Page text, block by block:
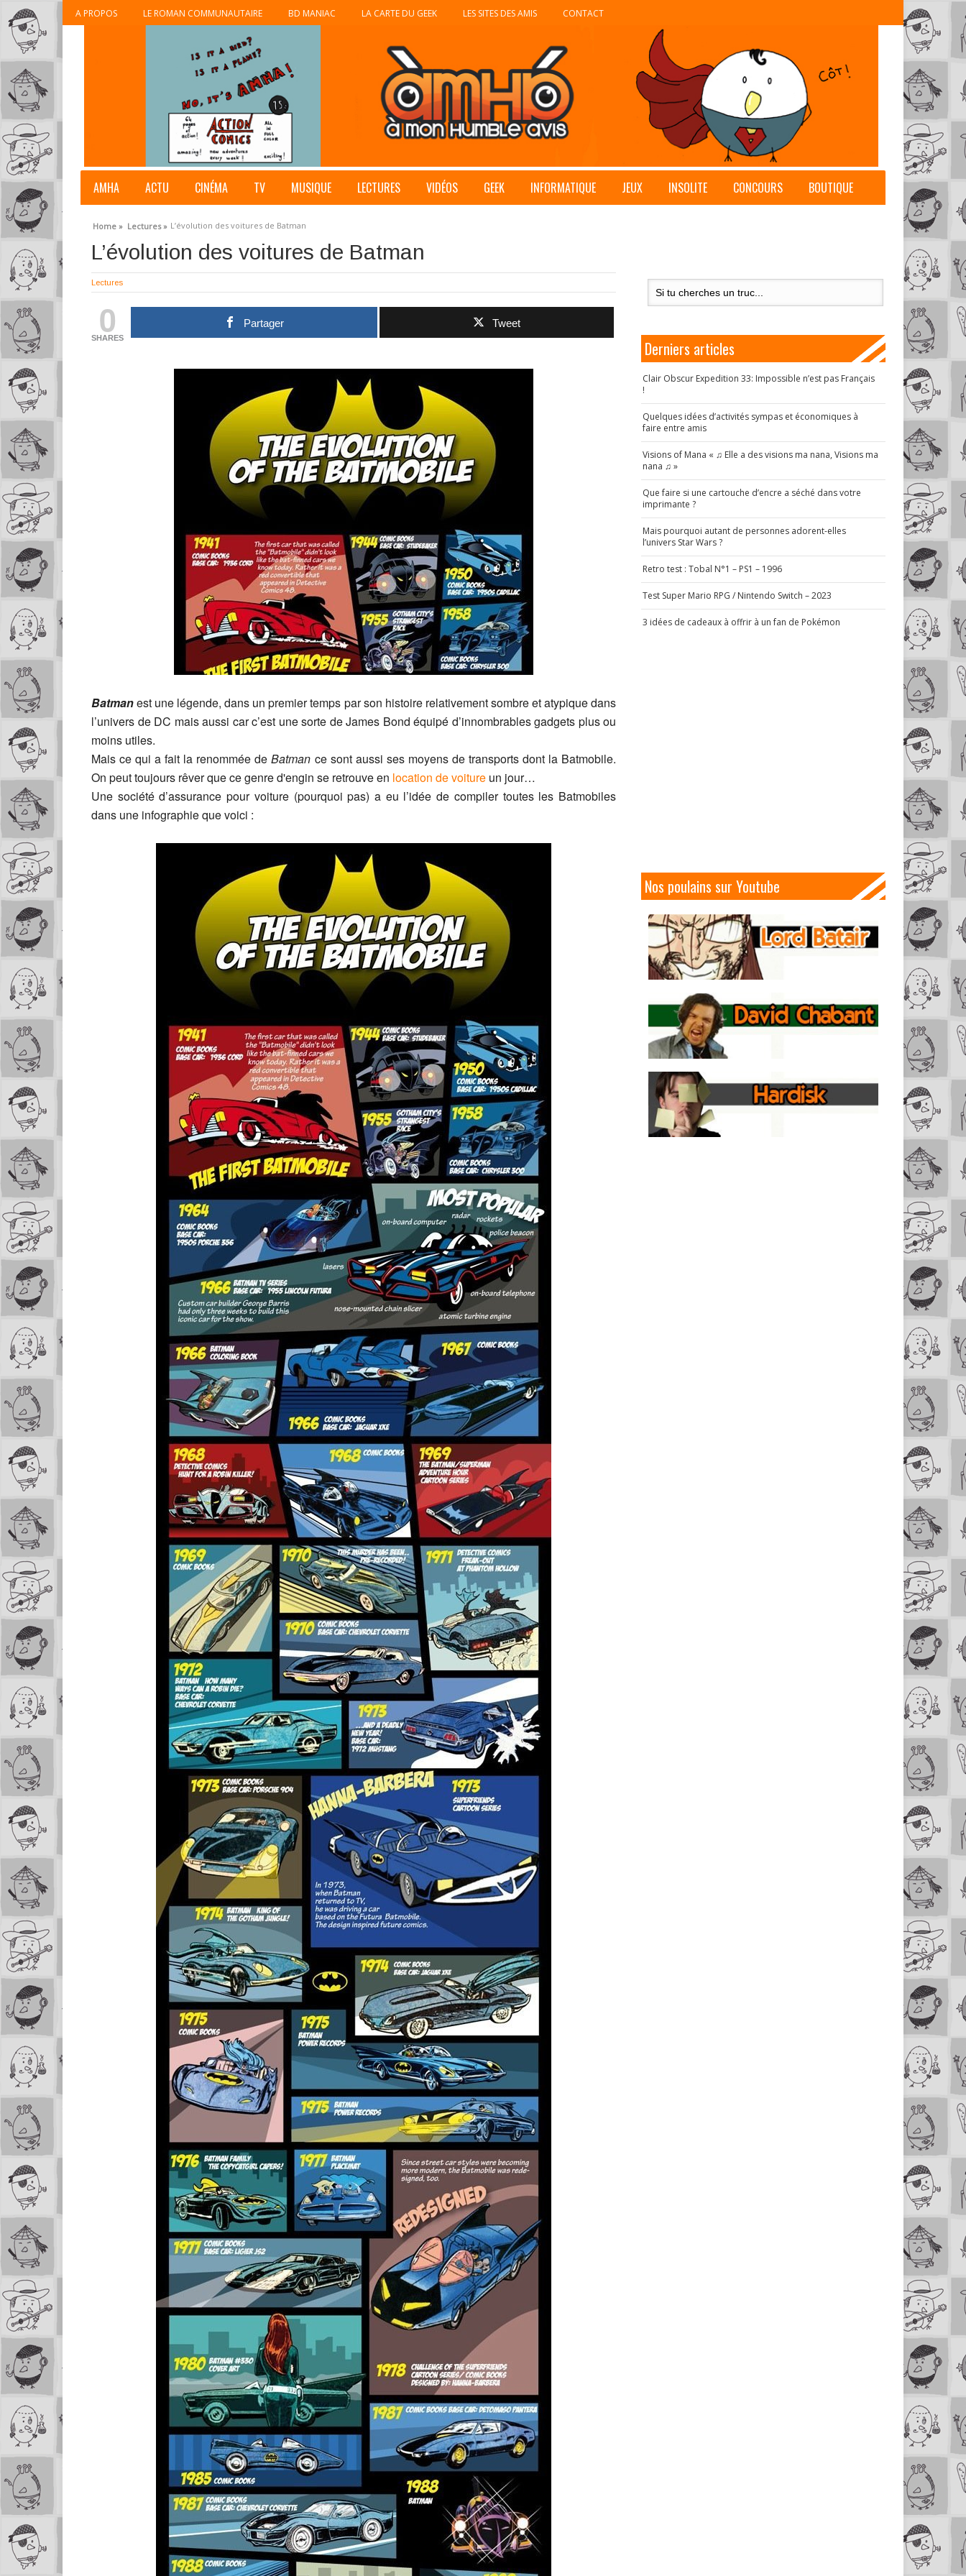
A PROPOS LE ROMAN COMMUNAUTAIRE BD MANIAC LA CARTE DU GEEK LES SITES DES AMIS CONTACT
AMHA ACTU CINÉMA TV MUSIQUE LECTURES VIDÉOS GEEK INFORMATIQUE JEUX INSOLITE CONCOURS BOUTIQUE
Home » Lectures » L’évolution des voitures de Batman
L’évolution des voitures de Batman
Lectures
0
SHARES
Partager Tweet
Batmanest une légende, dans un premier temps par son histoire relativement sombre et atypique dans
l’univers de DC mais aussi car c’est une sorte de James Bond équipé d’innombrables gadgets plus ou
moins utiles.
Mais ce qui a fait la renommée deBatman ce sont aussi ses moyens de transports dont la Batmobile.
On peut toujours rêver que ce genre d'engin se retrouve en location de voiture un jour…
Une société d’assurance pour voiture (pourquoi pas) a eu l’idée de compiler toutes les Batmobiles
dans une infographie que voici :
Derniers articles
Clair Obscur Expedition 33: Impossible n’est pas Français
!
Quelques idées d’activités sympas et économiques à
faire entre amis
Visions of Mana « ♫ Elle a des visions ma nana, Visions ma
nana ♫ »
Que faire si une cartouche d’encre a séché dans votre
imprimante ?
Mais pourquoi autant de personnes adorent-elles
l’univers Star Wars ?
Retro test : Tobal N°1 – PS1 – 1996
Test Super Mario RPG / Nintendo Switch – 2023
3 idées de cadeaux à offrir à un fan de Pokémon
Nos poulains sur Youtube